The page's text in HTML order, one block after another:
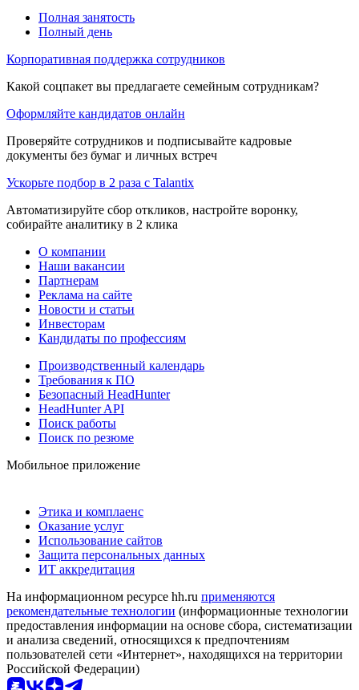
Полная занятость
Полный день
Корпоративная поддержка сотрудников
Какой соцпакет вы предлагаете семейным сотрудникам?
Оформляйте кандидатов онлайн
Проверяйте сотрудников и подписывайте кадровые
документы без бумаг и личных встреч
Ускорьте подбор в 2 раза с Talantix
Автоматизируйте сбор откликов, настройте воронку,
собирайте аналитику в 2 клика
О компании
Наши вакансии
Партнерам
Реклама на сайте
Новости и статьи
Инвесторам
Кандидаты по профессиям
Производственный календарь
Требования к ПО
Безопасный HeadHunter
HeadHunter API
Поиск работы
Поиск по резюме
Мобильное приложение
Этика и комплаенс
Оказание услуг
Использование сайтов
Защита персональных данных
ИТ аккредитация
На информационном ресурсе hh.ru применяются
рекомендательные технологии (информационные технологии
предоставления информации на основе сбора, систематизации
и анализа сведений, относящихся к предпочтениям
пользователей сети «Интернет», находящихся на территории
Российской Федерации)